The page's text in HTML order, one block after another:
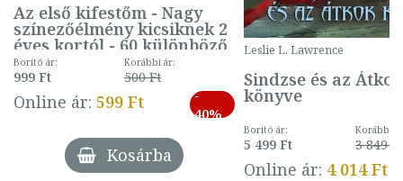
Az első kifestőm - Nagy
színezőélmény kicsiknek 2
éves kortól - 60 különböző
mintával (gombás)
Borító ár:
999 Ft
Korábbi ár:
500 Ft
Online ár: 599 Ft
-
40%
Kosárba
Leslie L. Lawrence
Sindzse és az Átkok
könyve
Borító ár:
5 499 Ft
Korábbi
3 849 Ft
Online ár: 4 014 Ft